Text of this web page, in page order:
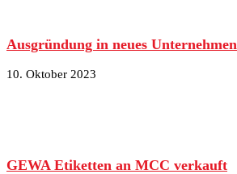
Ausgründung in neues Unternehmen
10. Oktober 2023
GEWA Etiketten an MCC verkauft